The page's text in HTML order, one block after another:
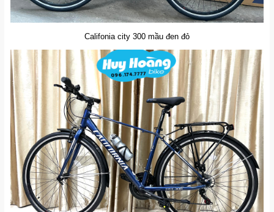
Califonia city 300 mầu đen đỏ